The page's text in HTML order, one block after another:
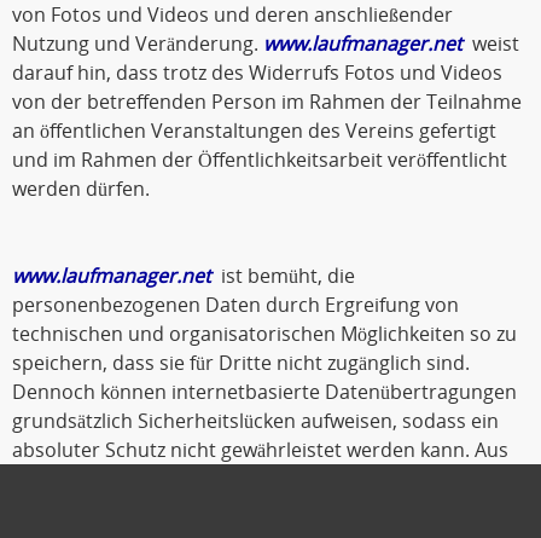
von Fotos und Videos und deren anschließender
Nutzung und Veränderung. www.laufmanager.netweist
darauf hin, dass trotz des Widerrufs Fotos und Videos
von der betreffenden Person im Rahmen der Teilnahme
an öffentlichen Veranstaltungen des Vereins gefertigt
und im Rahmen der Öffentlichkeitsarbeit veröffentlicht
werden dürfen.
www.laufmanager.netist bemüht, die
personenbezogenen Daten durch Ergreifung von
technischen und organisatorischen Möglichkeiten so zu
speichern, dass sie für Dritte nicht zugänglich sind.
Dennoch können internetbasierte Datenübertragungen
grundsätzlich Sicherheitslücken aufweisen, sodass ein
absoluter Schutz nicht gewährleistet werden kann. Aus